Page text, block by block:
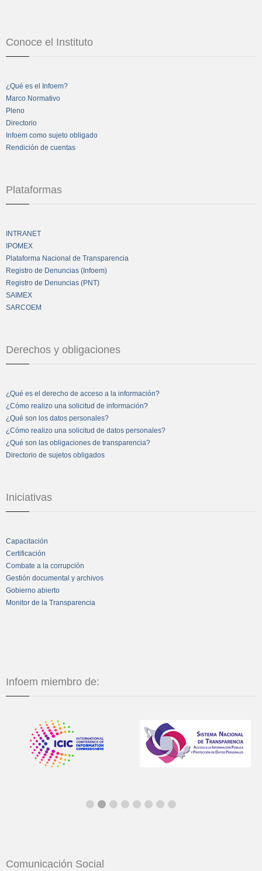
Conoce el Instituto
¿Qué es el Infoem?
Marco Normativo
Pleno
Directorio
Infoem como sujeto obligado
Rendición de cuentas
Plataformas
INTRANET
IPOMEX
Plataforma Nacional de Transparencia
Registro de Denuncias (Infoem)
Registro de Denuncias (PNT)
SAIMEX
SARCOEM
Derechos y obligaciones
¿Qué es el derecho de acceso a la información?
¿Cómo realizo una solicitud de información?
¿Qué son los datos personales?
¿Cómo realizo una solicitud de datos personales?
¿Qué son las obligaciones de transparencia?
Directorio de sujetos obligados
Iniciativas
Capacitación
Certificación
Combate a la corrupción
Gestión documental y archivos
Gobierno abierto
Monitor de la Transparencia
Infoem miembro de:
Comunicación Social